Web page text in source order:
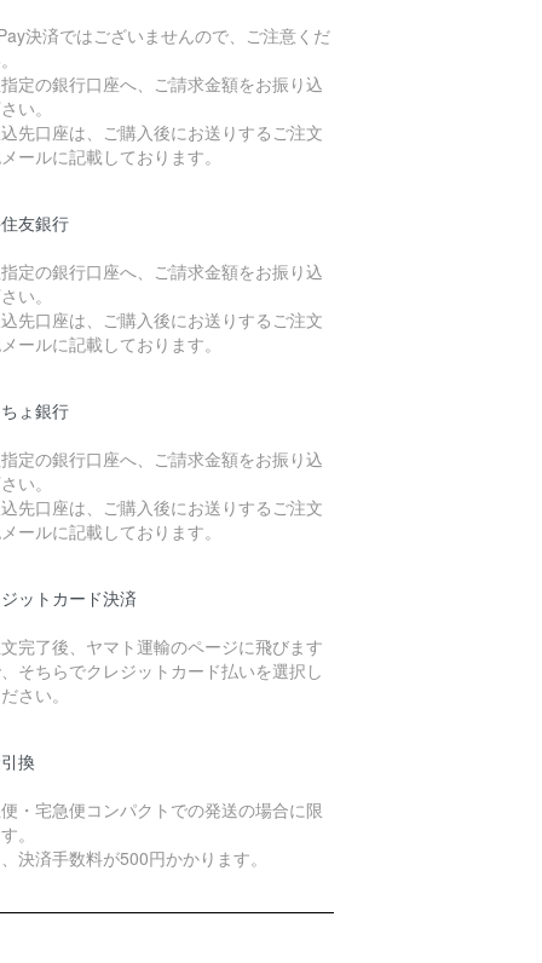
決済ではございませんので、ご注意くだ
定の銀行口座へ、ご請求金額をお振り込
い。
先口座は、ご購入後にお送りするご注文
ールに記載しております。
友銀行
定の銀行口座へ、ご請求金額をお振り込
い。
先口座は、ご購入後にお送りするご注文
ールに記載しております。
ょ銀行
定の銀行口座へ、ご請求金額をお振り込
い。
先口座は、ご購入後にお送りするご注文
ールに記載しております。
ットカード決済
完了後、ヤマト運輸のページに飛びます
そちらでクレジットカード払いを選択し
さい。
換
・宅急便コンパクトでの発送の場合に限
。
決済手数料が500円かかります。